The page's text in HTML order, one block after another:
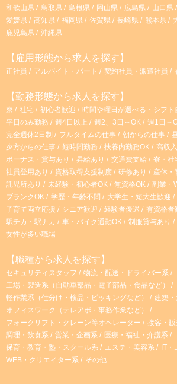
和歌山県
鳥取県 島根県 岡山県 広島県 山口県
愛媛県
高知県 福岡県 佐賀県 長崎県 熊本県
鹿児島県
沖縄県
【雇用形態から求人を探す】
正社員 アルバイト・パート 契約社員・派遣社員
【勤務形態から求人を探す】
寮 社宅 初心者歓迎 時間や曜日が選べる・シフト
平日のみ勤務
週4日以上 週2、3日～OK 週1日～
完全週休2日制
フルタイムの仕事 朝からの仕事
夕方からの仕事
短時間勤務 扶養内勤務OK
高収
ボーナス・賞与あり
昇給あり 交通費支給 寮・社
社員登用あり
資格取得支援制度 研修あり
産休・
託児所あり
未経験・初心者OK 無資格OK
副業・
ブランクOK
学歴・年齢不問 大学生・短大生歓迎
子育て両立応援
シニア歓迎 経験者優遇 有資格者
駅チカ・駅ナカ
車・バイク通勤OK 制服貸与あり
女性が多い職場
【職種から求人を探す】
セキュリティスタッフ
物流・配送・ドライバー系
工場・製造系（自動車部品・電子部品・食品など）
軽作業系（仕分け・検品・ピッキングなど）
建築
オフィスワーク（テレアポ・事務作業など）
フォークリフト・クレーン等オペレーター
接客・
調理・飲食系
営業・企画系
医療・福祉・介護系
保育・教育・塾・スクール系
エステ・美容系
IT・
WEB・クリエイター系
その他